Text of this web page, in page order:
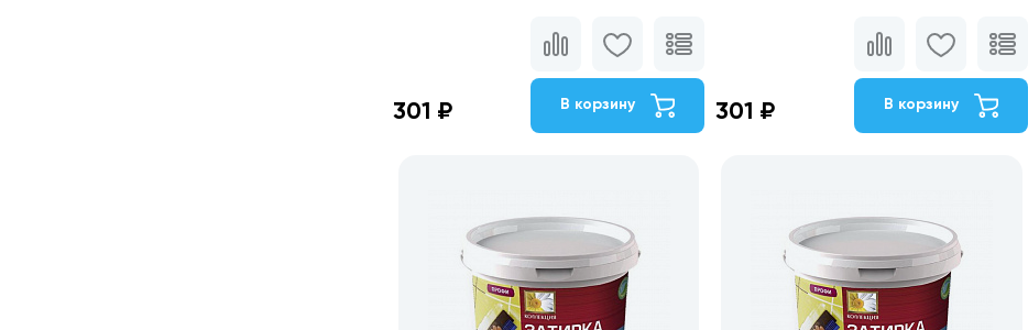
301 ₽ В корзину 301 ₽ В корзину